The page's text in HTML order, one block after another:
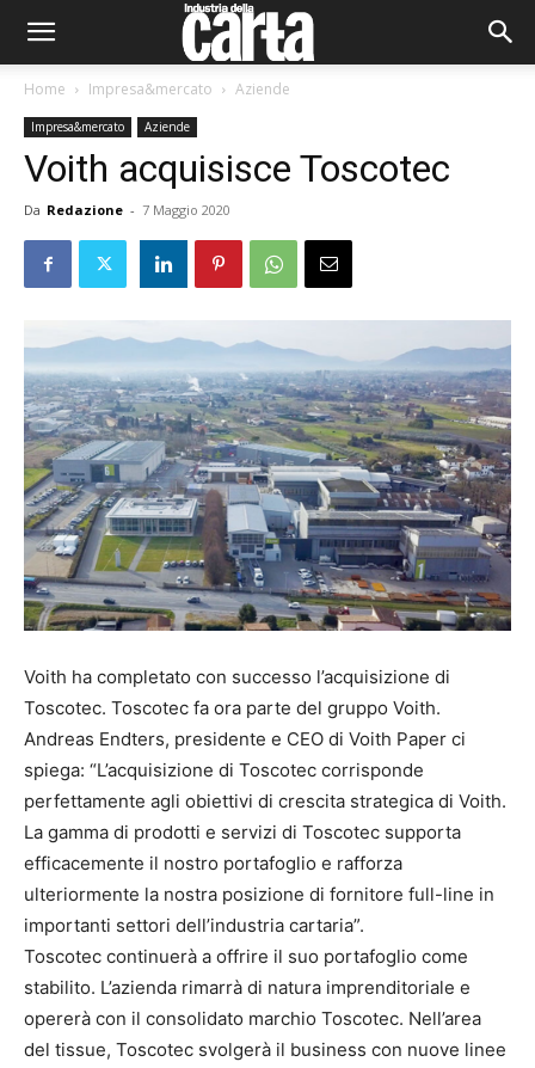
Home Impresa&mercato Aziende
Impresa&mercato Aziende
Voith acquisisce Toscotec
Da Redazione - 7 Maggio 2020
Voith ha completato con successo l’acquisizione di
Toscotec. Toscotec fa ora parte del gruppo Voith.
Andreas Endters, presidente e CEO di Voith Paper ci
spiega: “L’acquisizione di Toscotec corrisponde
perfettamente agli obiettivi di crescita strategica di Voith.
La gamma di prodotti e servizi di Toscotec supporta
efficacemente il nostro portafoglio e rafforza
ulteriormente la nostra posizione di fornitore full-line in
importanti settori dell’industria cartaria”.
Toscotec continuerà a offrire il suo portafoglio come
stabilito. L’azienda rimarrà di natura imprenditoriale e
opererà con il consolidato marchio Toscotec. Nell’area
del tissue, Toscotec svolgerà il business con nuove linee